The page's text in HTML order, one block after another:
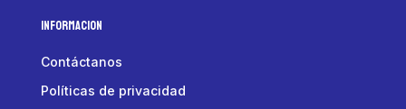
Informacion
Contáctanos
Políticas de privacidad